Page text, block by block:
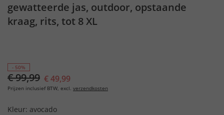
gewatteerde jas, outdoor, opstaande
kraag, rits, tot 8 XL
- 50%
€ 99,99 € 49,99
Prijzen inclusief BTW, excl. verzendkosten
Kleur: avocado